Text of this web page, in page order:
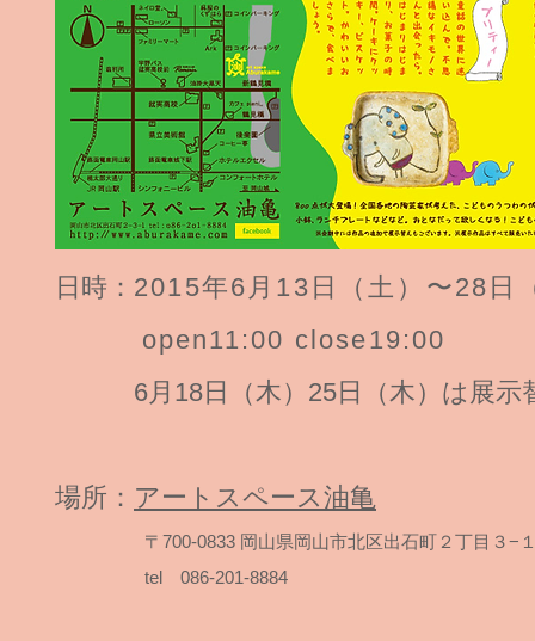
日時： 2015年6月13日（土）〜28日
open11:00 close19:00
6​月​18​日（木）​25日（木）​は展示
場所： アートスペース油亀
〒700-0833 岡山県岡山市北区出石町２丁目３−
tel 086-201-8884